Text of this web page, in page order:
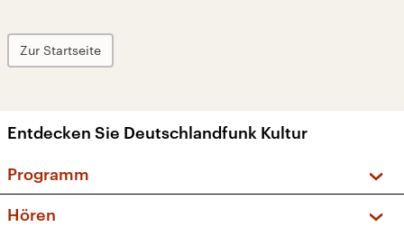
Zur Startseite
Entdecken Sie Deutschlandfunk Kultur
Programm
Hören